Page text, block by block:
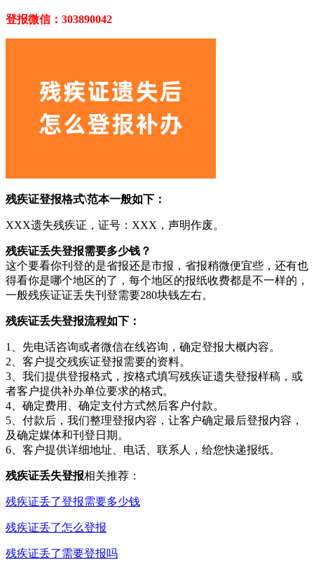
登报微信：303890042
残疾证登报格式\范本一般如下：
XXX遗失残疾证，证号：XXX，声明作废。
残疾证丢失登报需要多少钱？
这个要看你刊登的是省报还是市报，省报稍微便宜些，还有也
得看你是哪个地区的了，每个地区的报纸收费都是不一样的，
一般残疾证证丢失刊登需要280块钱左右。
残疾证丢失登报流程如下：
1、先电话咨询或者微信在线咨询，确定登报大概内容。
2、客户提交残疾证登报需要的资料。
3、我们提供登报格式，按格式填写残疾证遗失登报样稿，或
者客户提供补办单位要求的格式。
4、确定费用、确定支付方式然后客户付款。
5、付款后，我们整理登报内容，让客户确定最后登报内容，
及确定媒体和刊登日期。
6、客户提供详细地址、电话、联系人，给您快递报纸。
残疾证丢失登报相关推荐：
残疾证丢了登报需要多少钱
残疾证丢了怎么登报
残疾证丢了需要登报吗